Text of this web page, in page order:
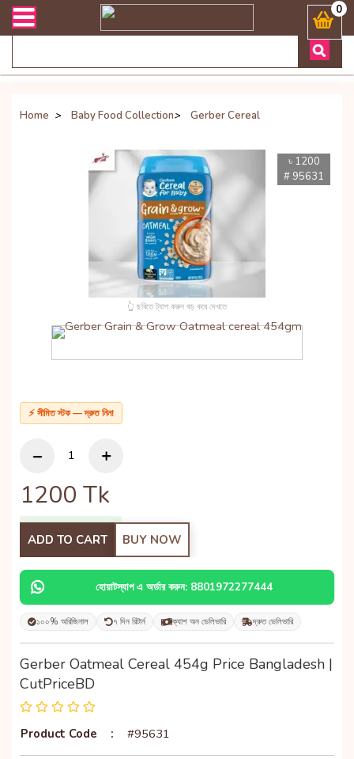
সংক্রান্ত যেকোনো জিজ্ঞাসায় কল করুনঃ ( Whatsapp ) 0
Home > Baby Food Collection> Gerber Cereal
৳ 1200
# 95631
👆 ছবিতে ট্যাপ করুন বড় করে দেখতে
⚡ সীমিত স্টক — দ্রুত নিন!
1200 Tk
ADD TO CART BUY NOW
হোয়াটস্যাপ এ অর্ডার করুন: 8801972277444
১০০% অরিজিনাল ৭ দিন রিটার্ন ক্যাশ অন ডেলিভারি দ্রুত ডেলিভারি
Gerber Oatmeal Cereal 454g Price Bangladesh |
CutPriceBD
Product Code : #95631